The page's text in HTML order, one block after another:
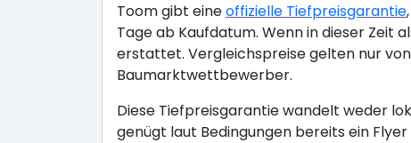
Toom gibt eineoffizielle Tiefpreisgarantie
Tage ab Kaufdatum. Wenn in dieser Zeit
erstattet. Vergleichspreise gelten nur
Baumarktwettbewerber.
Diese Tiefpreisgarantie wandelt weder
genügt laut Bedingungen bereits ein